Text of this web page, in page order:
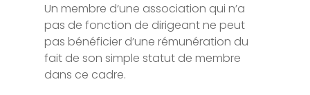
Un membre d‘une association qui n’a
pas de fonction de dirigeant ne peut
pas bénéficier d’une rémunération du
fait de son simple statut de membre
dans ce cadre.